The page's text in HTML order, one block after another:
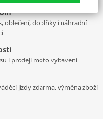
Vyrábí se ve městě
8 000 m² v objektu, který se
kovových součástek. Již 40
po celém světě. V
například: plexi,
PUIG
oblečení, doplňky i náhradní
i prodeji moto vybavení
jízdy zdarma, výměna zboží